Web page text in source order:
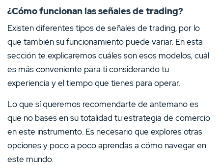
¿Cómo funcionan las señales de trading?
Existen diferentes tipos de señales de trading, por lo
que también su funcionamiento puede variar. En esta
sección te explicaremos cuáles son esos modelos, cuál
es más conveniente para ti considerando tu
experiencia y el tiempo que tienes para operar.
Lo que sí queremos recomendarte de antemano es
que no bases en su totalidad tu estrategia de comercio
en este instrumento. Es necesario que explores otras
opciones y poco a poco aprendas a cómo navegar en
este mundo.